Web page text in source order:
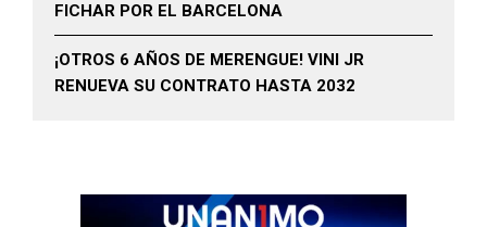
FICHAR POR EL BARCELONA
¡OTROS 6 AÑOS DE MERENGUE! VINI JR
RENUEVA SU CONTRATO HASTA 2032